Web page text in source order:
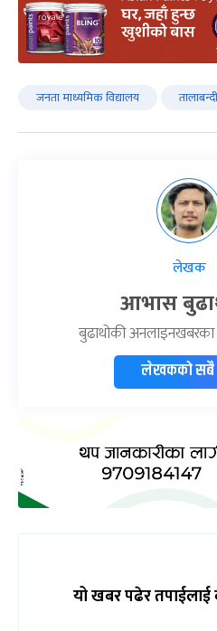
जनता माध्यमिक विद्यालय तालाबन्दी
लेखक
आभास
बुढाथोकी अनलाइनखबरका
लेखकको सबै
यो खबर पढेर